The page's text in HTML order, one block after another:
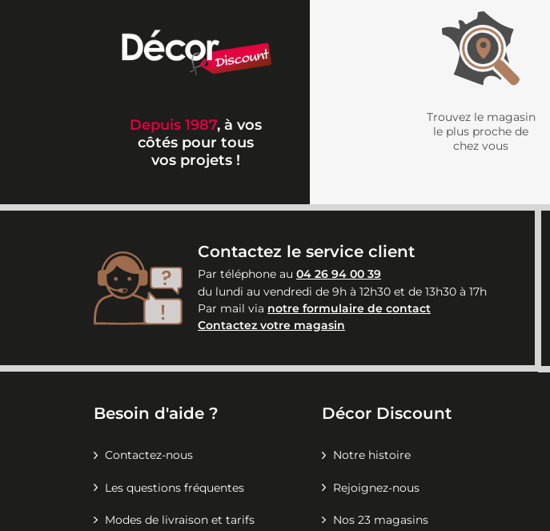
Depuis 1987, à vos
côtés pour tous
vos projets !
Trouvez le magasin
le plus proche de
chez vous
Contactez le service client
Par téléphone au 04 26 94 00 39
du lundi au vendredi de 9h à 12h30 et de 13h30 à 17h
Par mail via notre formulaire de contact
Contactez votre magasin
Besoin d'aide ?
Contactez-nous
Les questions fréquentes
Modes de livraison et tarifs
Décor Discount
Notre histoire
Rejoignez-nous
Nos 23 magasins